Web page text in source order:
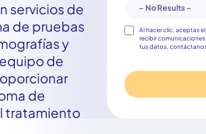
Consentimiento
Al hacer clic, aceptas
recibir comunicaciones
tus datos,
servicios de
de pruebas
y
equipode
de
tratamiento